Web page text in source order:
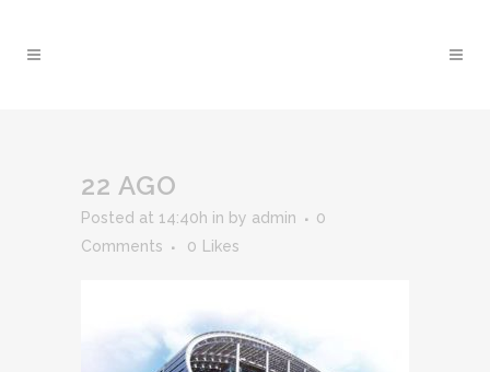
22 AGO
Posted at 14:40h in by admin
0
Comments
0 Likes